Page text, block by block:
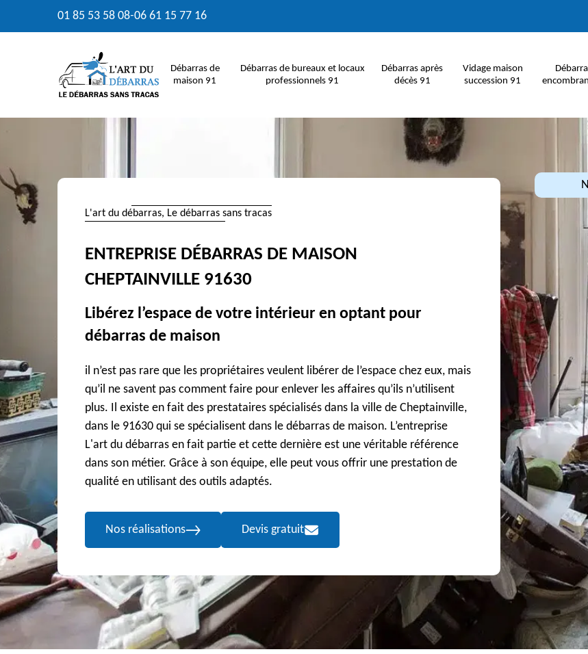
01 85 53 58 08-06 61 15 77 16
Débarras de
maison 91
Débarras de bureaux et locaux
professionnels 91
Débarras après
décès 91
Vidage maison
succession 91
L'art du débarras, Le débarras sans tracas
ENTREPRISE DÉBARRAS DE MAISON
CHEPTAINVILLE 91630
Libérez l’espace de votre intérieur en optant pour
débarras de maison
il n’est pas rare que les propriétaires veulent libérer de l’espace chez eux, mais
qu’il ne savent pas comment faire pour enlever les affaires qu’ils n’utilisent
plus. Il existe en fait des prestataires spécialisés dans la ville de Cheptainville,
dans le 91630 qui se spécialisent dans le débarras de maison. L’entreprise
L'art du débarras en fait partie et cette dernière est une véritable référence
dans son métier. Grâce à son équipe, elle peut vous offrir une prestation de
qualité en utilisant des outils adaptés.
Nos réalisations Devis gratuit